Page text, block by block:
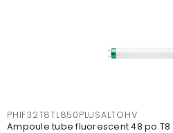
PHIF32T8TL850PLUSALTOHV
Ampoule tube fluorescent 48 po T8